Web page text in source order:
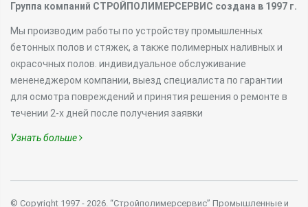
Группа компаний СТРОЙПОЛИМЕРСЕРВИС создана в 1997 г.
Мы производим работы по устройству промышленных
бетонных полов и стяжек, а также полимерных наливных и
окрасочных полов. индивидуальное обслуживание
мененеджером компании, выезд специалиста по гарантии
для осмотра повреждений и принятия решения о ремонте в
течении 2-х дней после получения заявки
Узнать больше
© Copyright 1997 - 2026. “Стройполимерсервис” Промышленные и